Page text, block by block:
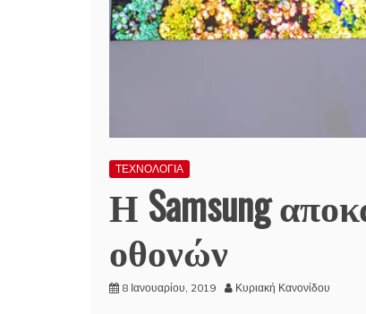
ΤΕΧΝΟΛΟΓΙΑ
Η Samsung
οθονών
8 Ιανουαρίου, 2019 Κυριακή Κανονίδου